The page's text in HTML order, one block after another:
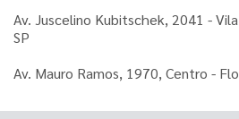
Av. Juscelino Kubitschek, 2041 -
SP
Av. Mauro Ramos, 1970, Centro -